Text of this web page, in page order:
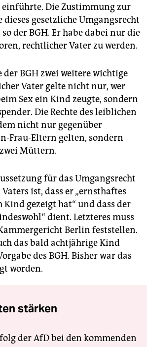
einführte. Die Zustimmung zur
gesetzliche Umgangsrecht
der BGH. Er habe dabei nur die
rechtlicher Vater zu werden.
BGH zwei weitere wichtige
Vater gelte nicht nur, wer
Sex ein Kind zeugte, sondern
Die Rechte des leiblichen
nicht nur gegenüber
Frau-Eltern gelten, sondern
Müttern.
für das Umgangsrecht
ist, dass er „ernsthaftes
Kind gezeigt hat“ und dass der
dient. Letzteres muss
Berlin feststellen.
das bald achtjährige Kind
des BGH. Bisher war das
worden.
stärken
der AfD bei den kommenden